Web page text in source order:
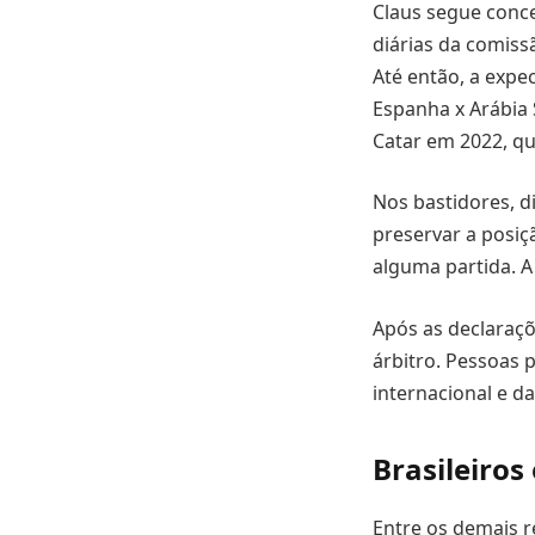
Claus segue
diárias da
Até então, a
Espanha x
Catar em 2022,
Nos bastidores,
preservar a
alguma partida.
Após as
árbitro. Pessoas
internacional e
Entre os demais